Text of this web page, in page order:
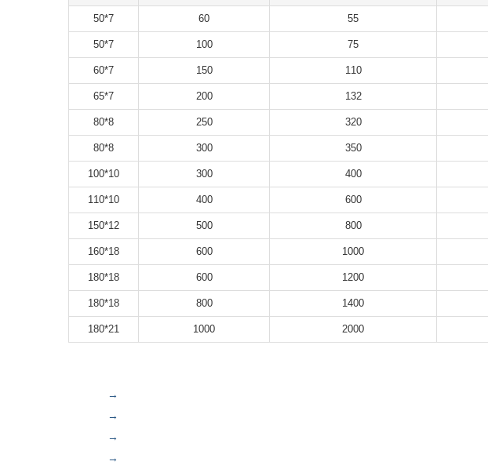
55
60
7*50
75
100
7*50
110
150
7*60
132
200
7*65
320
250
8*80
350
300
8*80
400
300
10*100
600
400
10*110
800
500
12*150
1000
600
18*160
1200
600
18*180
1400
800
18*180
2000
1000
21*180